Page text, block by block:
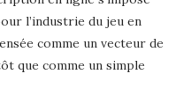
l’industrie du jeu en
comme un vecteur de
que comme un simple